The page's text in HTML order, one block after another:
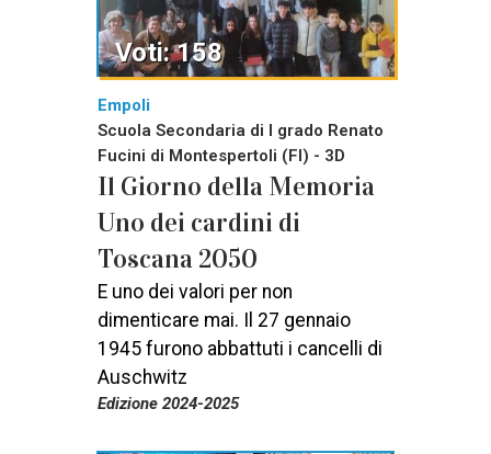
Empoli
Scuola Secondaria di I grado Renato
Fucini di Montespertoli (FI) - 3D
Il Giorno della Memoria
Uno dei cardini di
Toscana 2050
E uno dei valori per non
dimenticare mai. Il 27 gennaio
1945 furono abbattuti i cancelli di
Auschwitz
Edizione 2024-2025
Voti: 158